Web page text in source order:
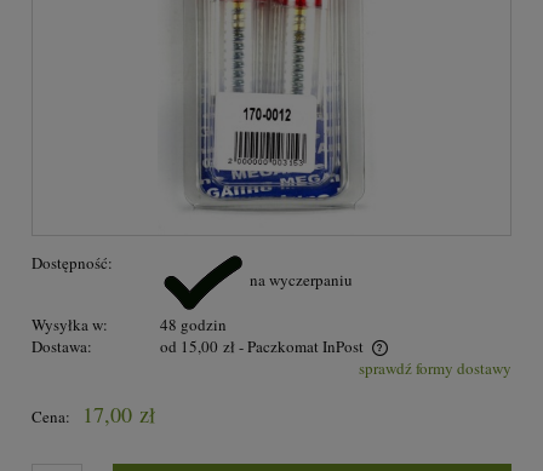
Dostępność:
na wyczerpaniu
Wysyłka w:
48 godzin
Dostawa:
od 15,00 zł- Paczkomat InPost
Cena nie zawiera ewentualnych kosztów płatnościsprawdź formy dostawy
Cena: 17,00 zł